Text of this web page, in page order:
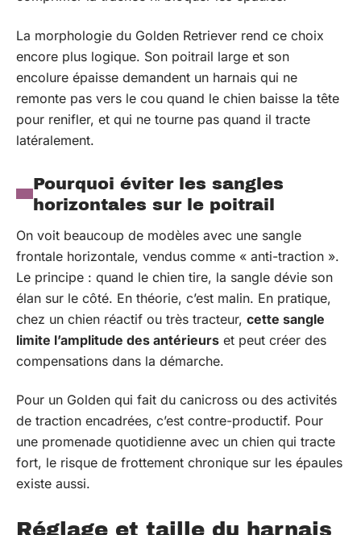
La morphologie du Golden Retriever rend ce choix
encore plus logique. Son poitrail large et son
encolure épaisse demandent un harnais qui ne
remonte pas vers le cou quand le chien baisse la tête
pour renifler, et qui ne tourne pas quand il tracte
latéralement.
Pourquoi éviter les sangles
horizontales sur le poitrail
On voit beaucoup de modèles avec une sangle
frontale horizontale, vendus comme « anti-traction ».
Le principe : quand le chien tire, la sangle dévie son
élan sur le côté. En théorie, c’est malin. En pratique,
chez un chien réactif ou très tracteur, cette sangle
limite l’amplitude des antérieurs et peut créer des
compensations dans la démarche.
Pour un Golden qui fait du canicross ou des activités
de traction encadrées, c’est contre-productif. Pour
une promenade quotidienne avec un chien qui tracte
fort, le risque de frottement chronique sur les épaules
existe aussi.
Réglage et taille du harnais